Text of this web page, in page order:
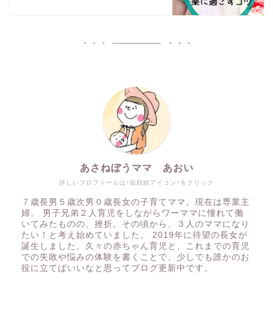
詳しいプロフィールは↑似顔絵アイコン↑をクリック
あさねぼうママ あおい
７歳長男５歳次男０歳長女の子育てママ。現在は専業主
婦。 男子兄弟２人育児をしながらワーママに憧れて働
いてみたものの、挫折。その頃から、３人のママになり
たい！と考え始めていました。 2019年に待望の長女が
誕生しました。久々の赤ちゃん育児と、これまでの育児
での失敗や悩みの体験を書くことで、少しでも誰かのお
役に立てばいいなと思ってブログ更新中です。